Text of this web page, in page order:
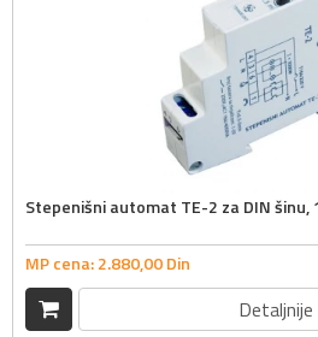
Stepenišni automat TE-2 za DIN šinu,
MP cena:2.880,00Din
Detaljnije